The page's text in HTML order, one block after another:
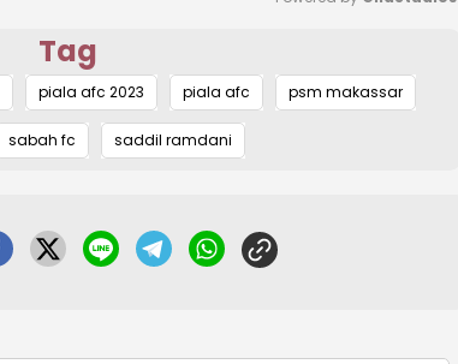
Tag
piala afc 2023 piala afc psm makassar
sabah fc saddil ramdani